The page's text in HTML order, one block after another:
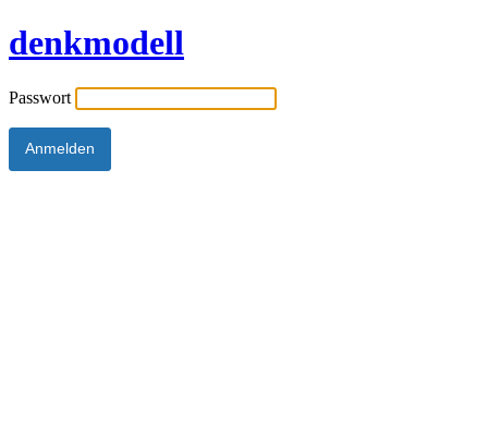
denkmodell
Passwort